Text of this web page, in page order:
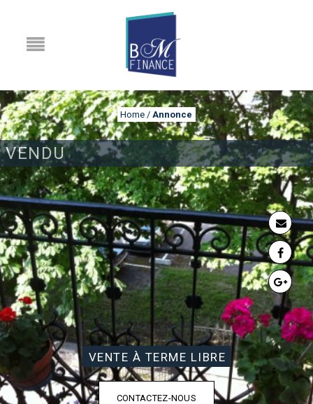
VENDU
Home / Annonce
ANNONCE
VENTE À TERME LIBRE
CONTACTEZ-NOUS